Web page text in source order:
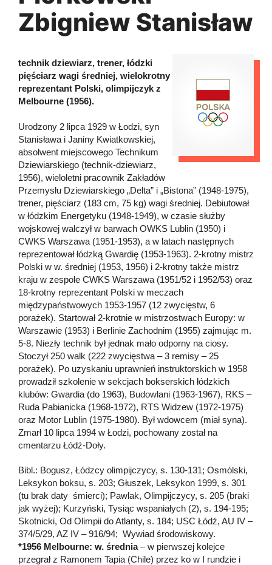
Zbigniew Stanisław
technik dziewiarz, trener, łódzki
pięściarz wagi średniej, wielokrotny
reprezentant Polski, olimpijczyk z
Melbourne (1956).
Urodzony 2 lipca 1929 w Łodzi, syn
Stanisława i Janiny Kwiatkowskiej,
absolwent miejscowego Technikum
Dziewiarskiego (technik-dziewiarz,
1956), wieloletni pracownik Zakładów
Przemysłu Dziewiarskiego „Delta” i „Bistona” (1948-1975),
trener, pięściarz (183 cm, 75 kg) wagi średniej. Debiutował
w łódzkim Energetyku (1948-1949), w czasie służby
wojskowej walczył w barwach OWKS Lublin (1950) i
CWKS Warszawa (1951-1953), a w latach następnych
reprezentował łódzką Gwardię (1953-1963). 2-krotny mistrz
Polski w w. średniej (1953, 1956) i 2-krotny także mistrz
kraju w zespole CWKS Warszawa (1951/52 i 1952/53) oraz
18-krotny reprezentant Polski w meczach
międzypaństwowych 1953-1957 (12 zwycięstw, 6
porażek). Startował 2-krotnie w mistrzostwach Europy: w
Warszawie (1953) i Berlinie Zachodnim (1955) zajmując m.
5-8. Niezły technik był jednak mało odporny na ciosy.
Stoczył 250 walk (222 zwycięstwa – 3 remisy – 25
porażek). Po uzyskaniu uprawnień instruktorskich w 1958
prowadził szkolenie w sekcjach bokserskich łódzkich
klubów: Gwardia (do 1963), Budowlani (1963-1967), RKS –
Ruda Pabianicka (1968-1972), RTS Widzew (1972-1975)
oraz Motor Lublin (1975-1980). Był wdowcem (miał syna).
Zmarł 10 lipca 1994 w Łodzi, pochowany został na
cmentarzu Łódź-Doły.
Bibl.: Bogusz, Łódzcy olimpijczycy, s. 130-131; Osmólski,
Leksykon boksu, s. 203; Głuszek, Leksykon 1999, s. 301
(tu brak daty śmierci); Pawlak, Olimpijczycy, s. 205 (braki
jak wyżej); Kurzyński, Tysiąc wspaniałych (2), s. 194-195;
Skotnicki, Od Olimpii do Atlanty, s. 184; USC Łódź, AU IV –
374/5/29, AZ IV – 916/94; Wywiad środowiskowy.
*1956 Melbourne: w. średnia– w pierwszej kolejce
przegrał z Ramonem Tapia (Chile) przez ko w I rundzie i